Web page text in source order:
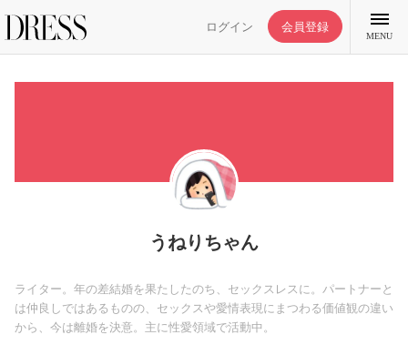
ログイン 会員登録
MENU
ライフスタイル
ファッション
うねりちゃん
ライター。年の差結婚を果たしたのち、セックスレスに。パートナーと
は仲良しではあるものの、セックスや愛情表現にまつわる価値観の違い
から、今は離婚を決意。主に性愛領域で活動中。